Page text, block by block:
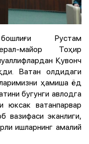
Рустам
майор Тоҳир
Қувонч
Ватан олдидаги
ҳамиша ёд
бугунги авлодга
юксак ватанпарвар
вазифаси эканлиги,
ишларнинг амалий